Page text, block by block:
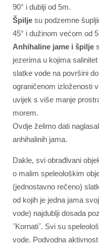
90° i dublji od 5m.
Špilje su podzemne
45° i dužinom većom od
Anhihaline jame i špilje
jezerima u kojima
slatke vode na površini
ograničenom izloženosti
uvijek s više manje
morem.
Ovdje želimo dati
anhihalinih jama.
Dakle, svi obrađivani
o malim speleološkim
(jednostavno rečeno)
od kojih je jedna jama
vode) najdublji dosada
˝Kornati˝. Svi su
vode. Podvodna